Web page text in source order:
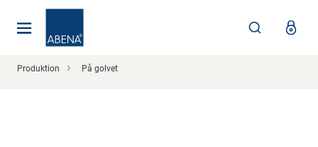
Produktion På golvet